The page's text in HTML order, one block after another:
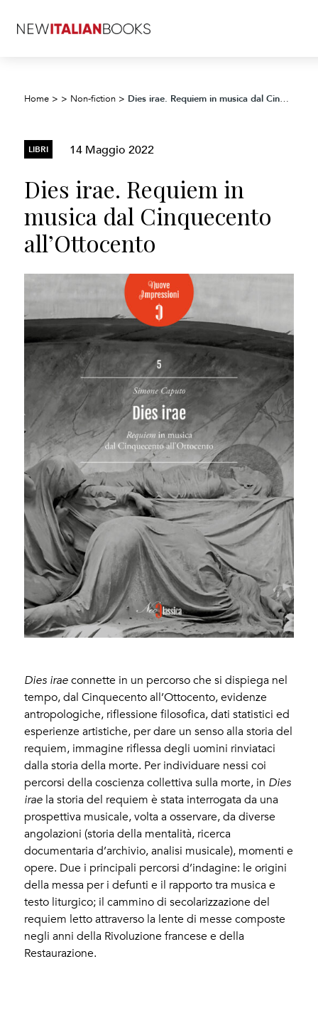
Home > > Non-fiction > Dies irae. Requiem in musica dal Cinquecento all’Ottocento
LIBRI 14 Maggio 2022
Dies irae. Requiem in
musica dal Cinquecento
all’Ottocento
Dies irae connette in un percorso che si dispiega nel
tempo, dal Cinquecento all’Ottocento, evidenze
antropologiche, riflessione filosofica, dati statistici ed
esperienze artistiche, per dare un senso alla storia del
requiem, immagine riflessa degli uomini rinviataci
dalla storia della morte. Per individuare nessi coi
percorsi della coscienza collettiva sulla morte, in Dies
irae la storia del requiem è stata interrogata da una
prospettiva musicale, volta a osservare, da diverse
angolazioni (storia della mentalità, ricerca
documentaria d’archivio, analisi musicale), momenti e
opere. Due i principali percorsi d’indagine: le origini
della messa per i defunti e il rapporto tra musica e
testo liturgico; il cammino di secolarizzazione del
requiem letto attraverso la lente di messe composte
negli anni della Rivoluzione francese e della
Restaurazione.